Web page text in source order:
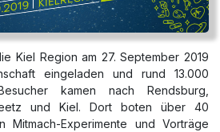
Kiel Region am 27. September 2019
eingeladen und rund 13.000
kamen nach Rendsburg,
und Kiel. Dort boten über 40
Mitmach-Experimente und Vorträge